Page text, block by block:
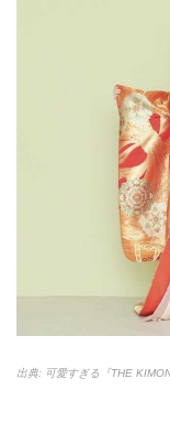
出典: 可愛すぎる『THE